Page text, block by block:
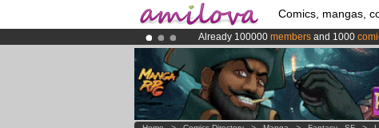
Comics, mangas,
Already 100000 members and 1000
Premium membership from3.95 euros
AmilovaKickstarter is now LIVE!.